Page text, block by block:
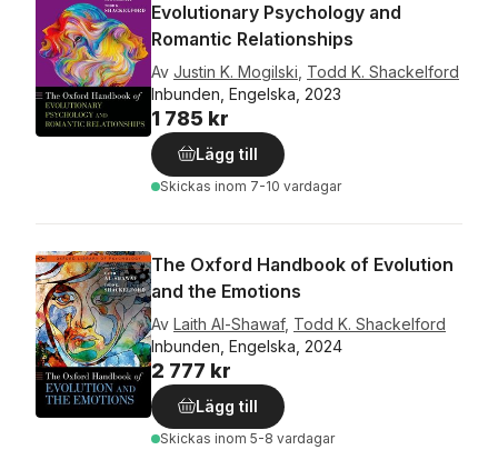
Evolutionary Psychology and
Romantic Relationships
Av Justin K. Mogilski Todd K. Shackelford
Inbunden, Engelska, 2023
1 785 kr
Lägg till
Skickas inom 7-10 vardagar
The Oxford Handbook of Evolution
and the Emotions
Av Laith Al-Shawaf, Todd K. Shackelford
Inbunden, Engelska, 2024
2 777 kr
Lägg till
Skickas inom 5-8 vardagar